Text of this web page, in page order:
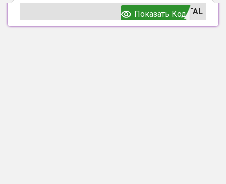
TAL
Показать Код